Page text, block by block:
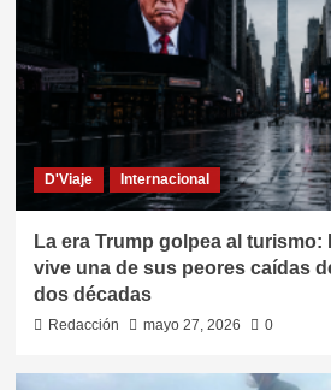
D'Viaje Internacional
La era Trump golpea al
vive una de sus peores caídas
dos décadas
Redacción mayo 27, 2026 0